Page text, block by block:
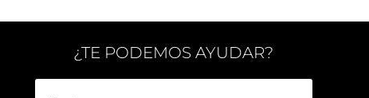
¿TE PODEMOS AYUDAR?